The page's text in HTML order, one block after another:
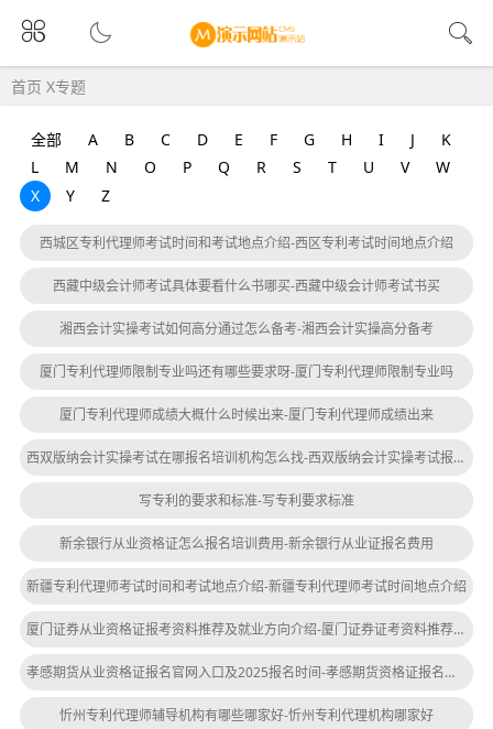
首页 X专题
全部 A B C D E F G H I J
K
L
M N O P Q R S T U V
W
X
Y Z
西城区专利代理师考试时间和考试地点介绍-西区专利考试时间地点介绍
西藏中级会计师考试具体要看什么书哪买-西藏中级会计师考试书买
湘西会计实操考试如何高分通过怎么备考-湘西会计实操高分备考
厦门专利代理师限制专业吗还有哪些要求呀-厦门专利代理师限制专业吗
厦门专利代理师成绩大概什么时候出来-厦门专利代理师成绩出来
西双版纳会计实操考试在哪报名培训机构怎么找-西双版纳会计实操考试报名机构找
写专利的要求和标准-写专利要求标准
新余银行从业资格证怎么报名培训费用-新余银行从业证报名费用
新疆专利代理师考试时间和考试地点介绍-新疆专利代理师考试时间地点介绍
厦门证券从业资格证报考资料推荐及就业方向介绍-厦门证券证考资料推荐及就业方向
孝感期货从业资格证报名官网入口及2025报名时间-孝感期货资格证报名入口
忻州专利代理师辅导机构有哪些哪家好-忻州专利代理机构哪家好